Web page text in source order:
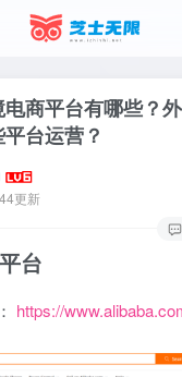
商平台有哪些？
台运营？
更新
台
https://